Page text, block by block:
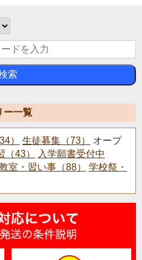
索
ー一覧
） 生徒募集（73）
オープ
（43）
入学願書受付中
室・習い事（88）
学校祭・